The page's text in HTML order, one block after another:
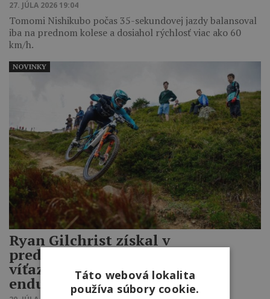
27. JÚLA 2026 19:04
Tomomi Nishikubo počas 35-sekundovej jazdy balansoval
iba na prednom kolese a dosiahol rýchlosť viac ako 60
km/h.
Ryan Gilchrist získal v
predposlednom kole svoje prvé
víťazstvo vo Svetovom pohári v
endure
NOVINKY
Táto webová lokalita
používa súbory cookie.